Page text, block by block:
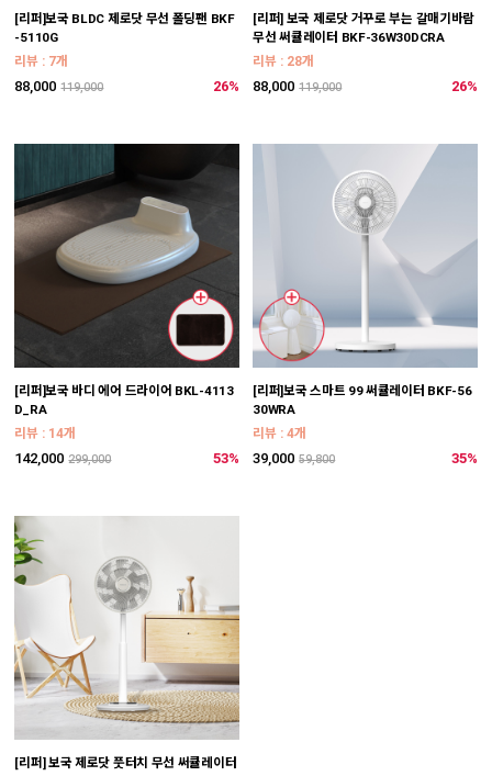
[리퍼]보국 BLDC 제로닷 무선 폴딩팬 BKF
-5110G
리뷰 : 7개
88,000 119,000 26%
[리퍼] 보국 제로닷 거꾸로 부는 갈매기바람
무선 써큘레이터 BKF-36W30DCRA
리뷰 : 28개
88,000 119,000 26%
[리퍼]보국 바디 에어 드라이어 BKL-4113
D_RA
리뷰 : 14개
142,000 299,000 53%
[리퍼]보국 스마트 99 써큘레이터 BKF-56
30WRA
리뷰 : 4개
39,000 59,800 35%
[리퍼] 보국 제로닷 풋터치 무선 써큘레이터